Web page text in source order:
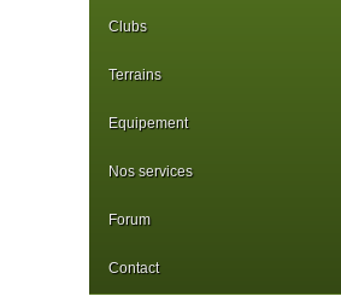
Clubs
Terrains
Equipement
Nos services
Forum
Contact